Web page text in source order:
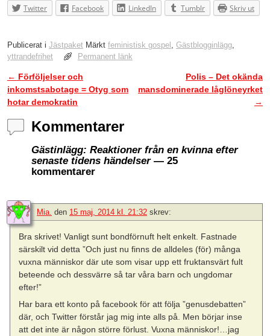
Twitter Facebook LinkedIn Tumblr Skriv ut
Publicerat i Jästpaket Märkt feministisk gospel Gästblogginlägg
yttrandefrihet
Permanent länk
Inläggsnavigering
← Förföljelser och
inkomstsabotage = Otyg som
hotar demokratin
Polis – Det okända
mansdominerade låglöneyrket
→
Kommentarer
Gästinlägg: Reaktioner från en kvinna efter
senaste tidens händelser— 25
kommentarer
Mia. den 15 maj, 2014 kl. 21:32 skrev:
Bra skrivet! Vanligt sunt bondförnuft helt enkelt. Fastnade
särskilt vid detta ”Och just nu finns de alldeles (för) många
vuxna människor där ute som visar upp ett fruktansvärt fult
beteende och dessvärre så tar våra barn och ungdomar
efter!”
Har bara ett konto på facebook för att följa ”genusdebatten”
där, och Twitter förstår jag mig inte alls på. Men börjar inse
att det inte är någon större förlust. Vuxna människor!…jag